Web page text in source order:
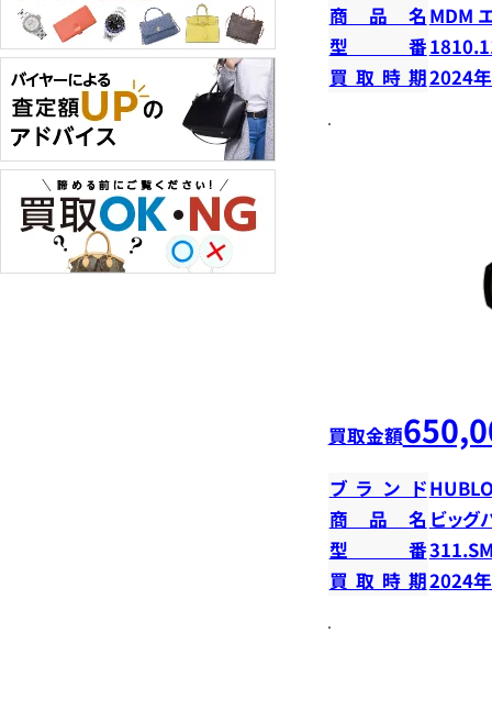
商品名 MDM
型番
買取時期2024
買取金額
ブランド
商品名 ビッ
型番
買取時期2024